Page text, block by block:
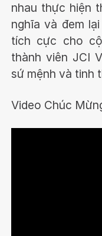
nhau thực hiện
nghĩa và đem
tích cực cho
thành viên JCI
sứ mệnh và tinh
Video Chúc